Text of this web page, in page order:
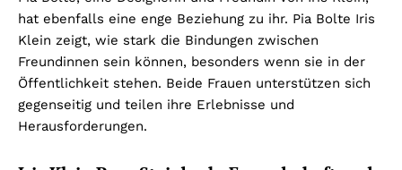
hat ebenfalls eine enge Beziehung zu ihr. Pia Bolte Iris
Klein zeigt, wie stark die Bindungen zwischen
Freundinnen sein können, besonders wenn sie in der
Öffentlichkeit stehen. Beide Frauen unterstützen sich
gegenseitig und teilen ihre Erlebnisse und
Herausforderungen.